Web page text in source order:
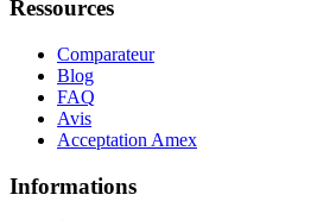
Ressources
Comparateur
Blog
FAQ
Avis
Acceptation Amex
Informations